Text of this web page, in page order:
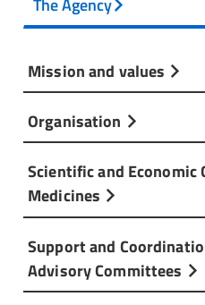
Mission and values
Organisation
Scientific and
Medicines
Support and
Advisory Committees